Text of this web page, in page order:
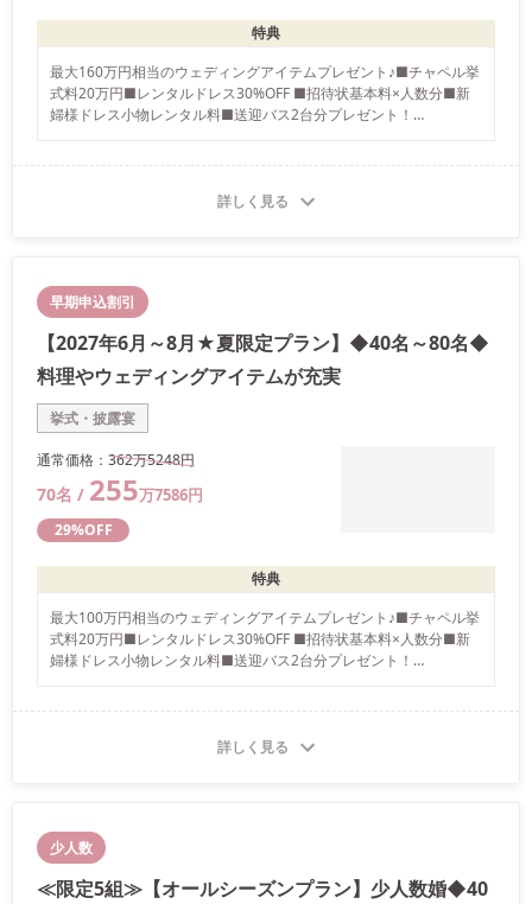
特典
最大160万円相当のウェディングアイテムプレゼント♪■チャペル挙
式料20万円■レンタルドレス30%OFF ■招待状基本料×人数分■新
婦様ドレス小物レンタル料■送迎バス2台分プレゼント！
詳しく見る
早期申込割引
【2027年6月～8月★夏限定プラン】◆40名～80名◆
料理やウェディングアイテムが充実
挙式・披露宴
通常価格： 362万5248円
70名 / 255万7586円
29%OFF
特典
最大100万円相当のウェディングアイテムプレゼント♪■チャペル挙
式料20万円■レンタルドレス30%OFF ■招待状基本料×人数分■新
婦様ドレス小物レンタル料■送迎バス2台分プレゼント！
詳しく見る
少人数
≪限定5組≫【オールシーズンプラン】少人数婚◆40